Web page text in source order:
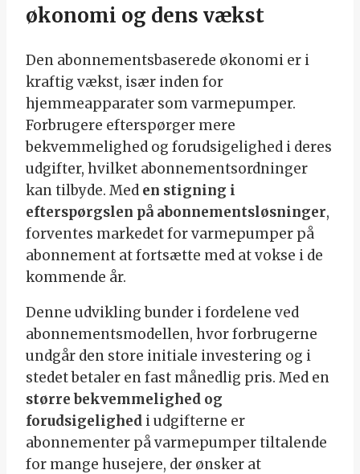
økonomi og dens vækst
Den abonnementsbaserede økonomi er i
kraftig vækst, især inden for
hjemmeapparater som varmepumper.
Forbrugere efterspørger mere
bekvemmelighed og forudsigelighed i deres
udgifter, hvilket abonnementsordninger
kan tilbyde. Med en stigning i
efterspørgslen på abonnementsløsninger,
forventes markedet for varmepumper på
abonnement at fortsætte med at vokse i de
kommende år.
Denne udvikling bunder i fordelene ved
abonnementsmodellen, hvor forbrugerne
undgår den store initiale investering og i
stedet betaler en fast månedlig pris. Med en
større bekvemmelighed og
forudsigelighed i udgifterne er
abonnementer på varmepumper tiltalende
for mange husejere, der ønsker at